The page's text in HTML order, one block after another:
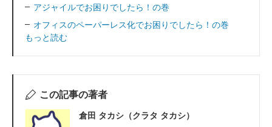
アジャイルでお困りでしたら！の巻
オフィスのペーパーレス化でお困りでしたら！の巻
もっと読む
この記事の著者
倉田 タカシ（クラタ タカシ）